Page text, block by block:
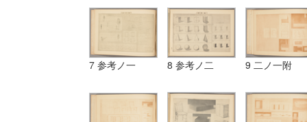
7 参考ノ一 8 参考ノ二 9 二ノ一附